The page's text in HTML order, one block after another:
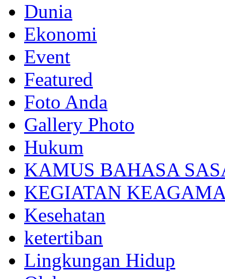
Dunia
Ekonomi
Event
Featured
Foto Anda
Gallery Photo
Hukum
KAMUS BAHASA
KEGIATAN
Kesehatan
ketertiban
Lingkungan Hidup